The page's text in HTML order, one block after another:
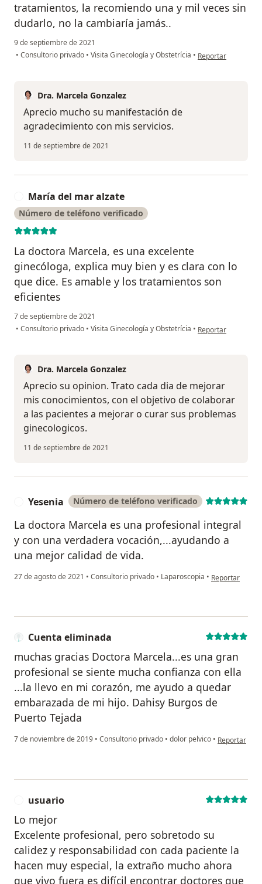
tratamientos, la recomiendo una y mil veces sin
dudarlo, no la cambiaría jamás..
9 de septiembre de 2021
• Consultorio privado • Visita Ginecología y Obstetrícia • en opinión del
Reportar
Dra. Marcela Gonzalez
Aprecio mucho su manifestación de
agradecimiento con mis servicios.
11 de septiembre de 2021
María del mar alzate
Número de teléfono verificado
La doctora Marcela, es una excelente
ginecóloga, explica muy bien y es clara con lo
que dice. Es amable y los tratamientos son
eficientes
7 de septiembre de 2021
• Consultorio privado • Visita Ginecología y Obstetrícia • en opinión del
Reportar
Dra. Marcela Gonzalez
Aprecio su opinion. Trato cada dia de mejorar
mis conocimientos, con el objetivo de colaborar
a las pacientes a mejorar o curar sus problemas
ginecologicos.
11 de septiembre de 2021
Yesenia Número de teléfono verificado
La doctora Marcela es una profesional integral
y con una verdadera vocación,...ayudando a
una mejor calidad de vida.
27 de agosto de 2021 • Consultorio privado • Laparoscopia • en opinión del
Reportar
Cuenta eliminada
muchas gracias Doctora Marcela...es una gran
profesional se siente mucha confianza con ella
...la llevo en mi corazón, me ayudo a quedar
embarazada de mi hijo. Dahisy Burgos de
Puerto Tejada
7 de noviembre de 2019 • Consultorio privado • dolor pelvico • en opinión
Reportar
usuario
Lo mejor
Excelente profesional, pero sobretodo su
calidez y responsabilidad con cada paciente la
hacen muy especial, la extraño mucho ahora
que vivo fuera es difícil encontrar doctores que